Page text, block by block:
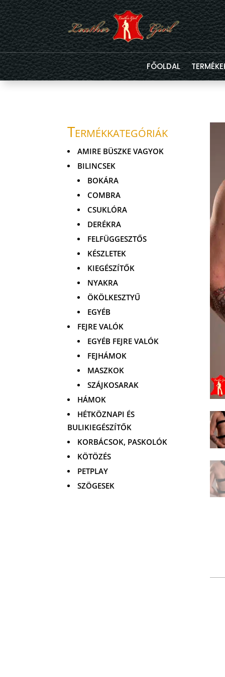
FŐOLDAL
Termékkategóriák
AMIRE BÜSZKE VAGYOK
BILINCSEK
BOKÁRA
COMBRA
CSUKLÓRA
DERÉKRA
FELFÜGGESZTŐS
KÉSZLETEK
KIEGÉSZÍTŐK
NYAKRA
ÖKÖLKESZTYŰ
EGYÉB
FEJRE VALÓK
EGYÉB FEJRE VALÓK
FEJHÁMOK
MASZKOK
SZÁJKOSARAK
HÁMOK
HÉTKÖZNAPI ÉS
BULIKIEGÉSZÍTŐK
KORBÁCSOK, PASKOLÓK
KÖTÖZÉS
PETPLAY
SZÖGESEK